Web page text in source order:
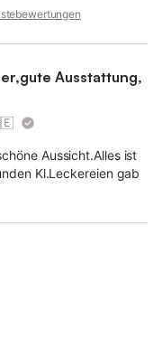
Ausstattung,
Aussicht.Alles ist
Kl.Leckereien gab